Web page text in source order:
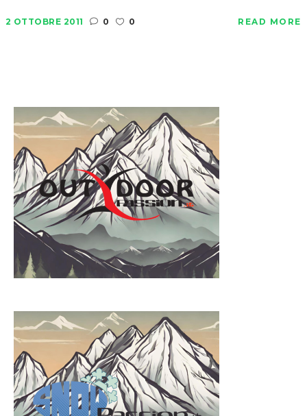
2 OTTOBRE 2011 0 0 READ MORE